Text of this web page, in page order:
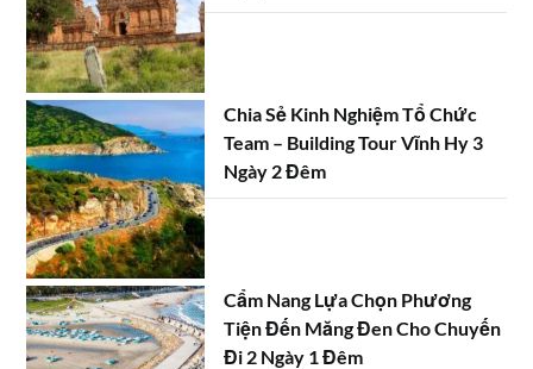
Chia Sẻ Kinh Nghiệm Tổ Chức
Team – Building Tour Vĩnh Hy 3
Ngày 2 Đêm
Cẩm Nang Lựa Chọn Phương
Tiện Đến Măng Đen Cho Chuyến
Đi 2 Ngày 1 Đêm